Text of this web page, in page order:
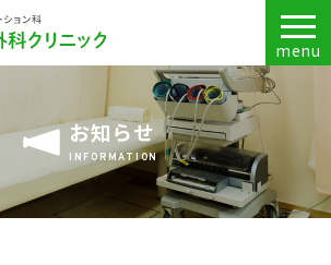
お知らせ
INFORMATION